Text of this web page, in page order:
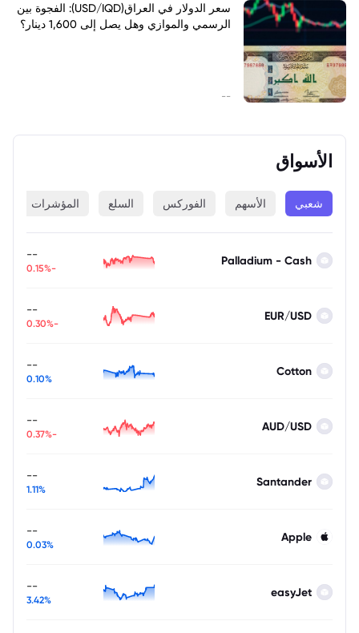
سعر الدولار في العراق(USD/IQD): الفجوة بين
الرسمي والموازي وهل يصل إلى 1,600 دينار؟
--
الأسواق
شعبي الأسهم الفوركس السلع المؤشرات
Palladium - Cash
--
-0.15%
EUR/USD
--
-0.30%
Cotton
--
0.10%
AUD/USD
--
-0.37%
Santander
--
1.11%
Apple
--
0.03%
easyJet
--
3.42%